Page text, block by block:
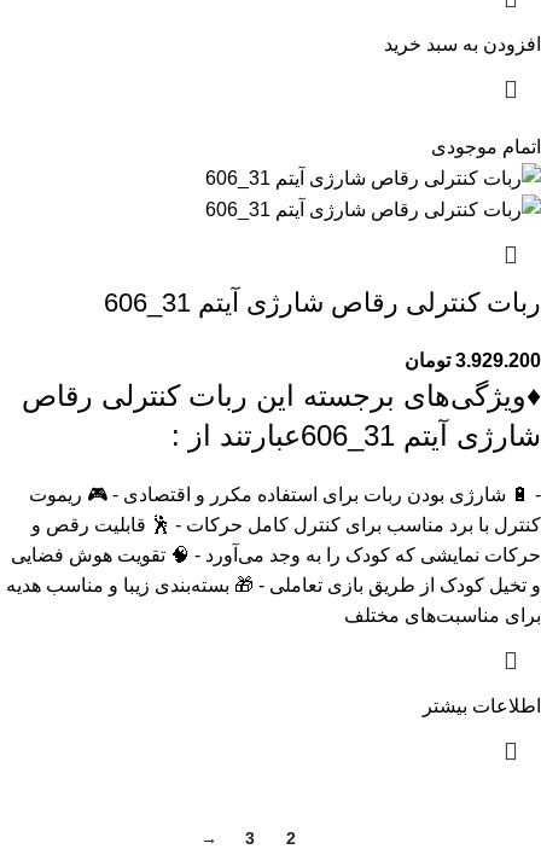
افزودن به سبد خرید
اتمام موجودی
ربات کنترلی رقاص شارژی آیتم 31_606
3.929.200 تومان
♦️ویژگی‌های برجسته این ربات کنترلی رقاص
شارژی آیتم 31_606عبارتند از :
- 🔋 شارژی بودن ربات برای استفاده مکرر و اقتصادی - 🎮 ریموت
کنترل با برد مناسب برای کنترل کامل حرکات - 🕺 قابلیت رقص و
حرکات نمایشی که کودک را به وجد می‌آورد - 🧠 تقویت هوش فضایی
و تخیل کودک از طریق بازی تعاملی - 🎁 بسته‌بندی زیبا و مناسب هدیه
برای مناسبت‌های مختلف
اطلاعات بیشتر
2
3
→